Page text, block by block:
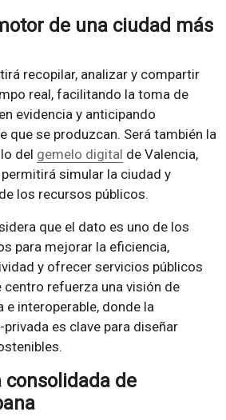
de una ciudad más
recopilar, analizar y compartir
real, facilitando la toma de
evidencia y anticipando
que se produzcan. Será también la
del gemelo digital de Valencia,
simular la ciudad y
los recursos públicos.
que el dato es uno de los
para mejorar la eficiencia,
y ofrecer servicios públicos
refuerza una visión de
e interoperable, donde la
es clave para diseñar
consolidada de